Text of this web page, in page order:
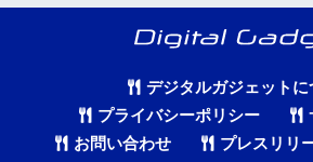
デジタルガジェットに
プライバシーポリシー
お問い合わせ
プレスリリ